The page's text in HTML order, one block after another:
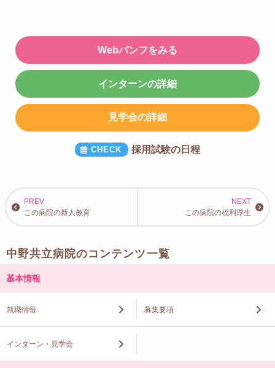
Webパンフをみる
インターンの詳細
見学会の詳細
採用試験の日程
この病院の新人教育 この病院の福利厚生
中野共立病院のコンテンツ一覧
基本情報
就職情報 募集要項
インターン・見学会